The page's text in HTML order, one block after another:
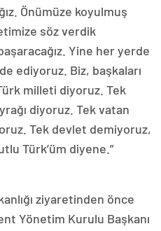
Önümüze koyulmuş
söz verdik
Yine her yerde
ediyoruz. Biz, başkaları
milleti diyoruz. Tek
diyoruz. Tek vatan
Tek devlet demiyoruz,
Türk’üm diyene.”
ziyaretinden önce
Yönetim Kurulu Başkanı